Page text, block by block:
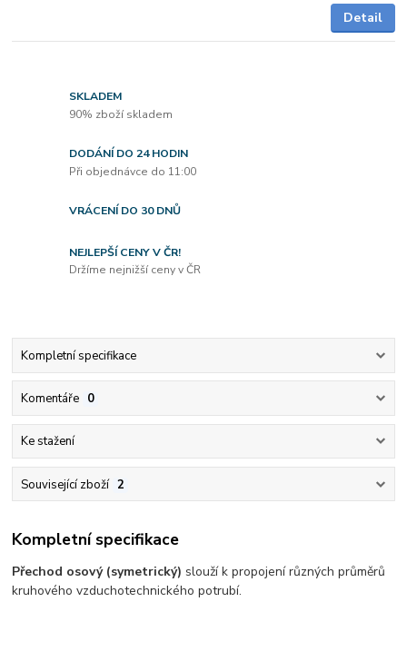
Detail
SKLADEM
90% zboží skladem
DODÁNÍ DO 24 HODIN
Při objednávce do 11:00
VRÁCENÍ DO 30 DNŮ
NEJLEPŠÍ CENY V ČR!
Držíme nejnižší ceny v ČR
Kompletní specifikace
Komentáře 0
Ke stažení
Související zboží 2
Kompletní specifikace
Přechod osový (symetrický) slouží k propojení různých průměrů
kruhového vzduchotechnického potrubí.